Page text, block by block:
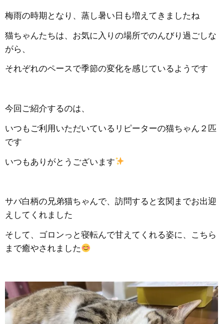
梅雨の時期となり、蒸し暑い日も増えてきましたね
猫ちゃんたちは、お気に入りの場所でのんびり過ごしな
がら、
それぞれのペースで季節の変化を感じているようです
今回ご紹介するのは、
いつもご利用いただいているリピーターの猫ちゃん２匹
です
いつもありがとうございます
サバ白柄の兄弟猫ちゃんで、訪問すると玄関までお出迎
えしてくれました
そして、ゴロンっと寝転んで甘えてくれる姿に、こちら
まで癒やされました